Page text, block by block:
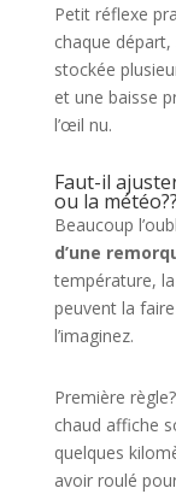
Petit réflexe
chaque
stockée
et une baisse
l’œil nu.
Faut-il
ou la météo??
Beaucoup
d’une
température,
peuvent la
l’imaginez.
Première
chaud affiche
quelques
avoir roulé